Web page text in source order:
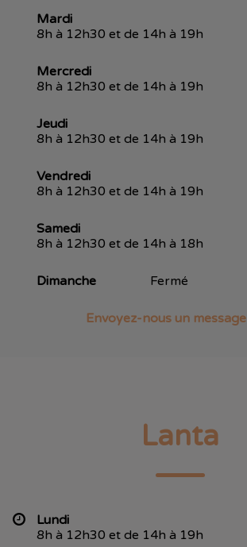
Mardi
8h à 12h30 et de 14h à 19h
Mercredi
8h à 12h30 et de 14h à 19h
Jeudi
8h à 12h30 et de 14h à 19h
Vendredi
8h à 12h30 et de 14h à 19h
Samedi
8h à 12h30 et de 14h à 18h
Dimanche Fermé
Envoyez-nous un message
Lanta
Lundi
8h à 12h30 et de 14h à 19h